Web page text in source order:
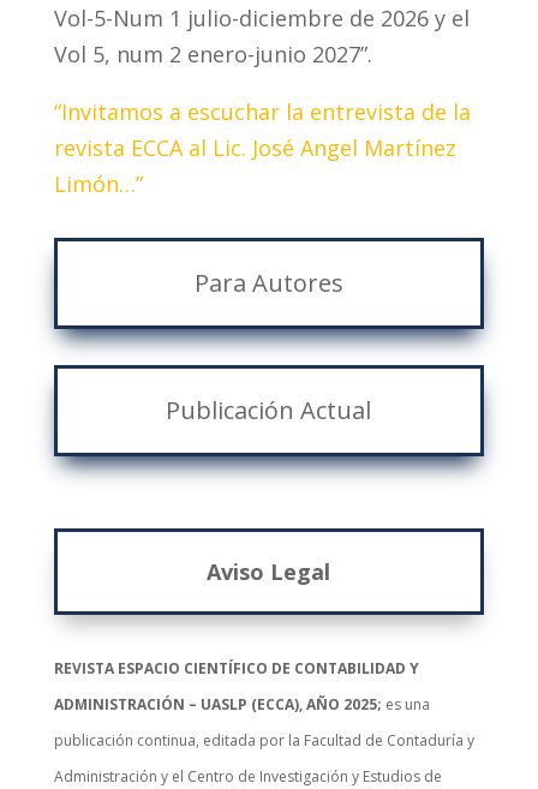
Vol-5-Num 1 julio-diciembre de 2026 y el
Vol 5, num 2 enero-junio 2027”.
“Invitamos a escuchar la entrevista de la
revista ECCA al Lic. José Angel Martínez
Limón…”
Para Autores
Publicación Actual
Aviso Legal
REVISTA ESPACIO CIENTÍFICO DE CONTABILIDAD Y
ADMINISTRACIÓN – UASLP (ECCA), AÑO 2025; es una
publicación continua, editada por la Facultad de Contaduría y
Administración y el Centro de Investigación y Estudios de